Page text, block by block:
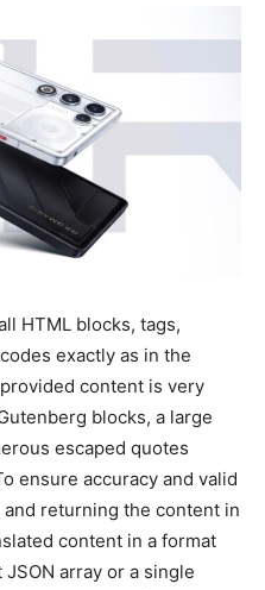
HTML blocks, tags,
exactly as in the
content is very
blocks, a large
escaped quotes
ensure accuracy and valid
and returning the content in
content in a format
array or a single